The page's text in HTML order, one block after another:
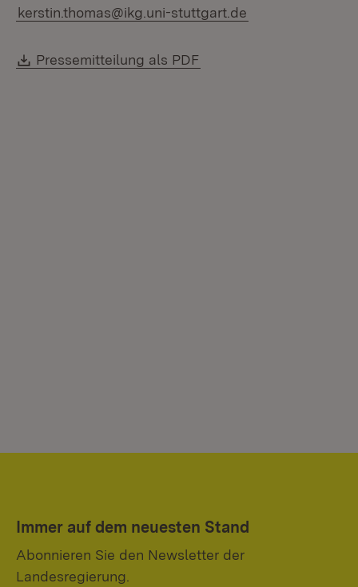
kerstin.thomas@ikg.uni-stuttgart.de
Download:
Pressemitteilung als PDF
Immer auf dem neuesten Stand
Abonnieren Sie den Newsletter der
Landesregierung.